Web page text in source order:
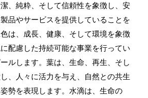
、純粋、そして信頼性を象徴し、安
品やサービスを提供していることを
は、成長、健康、そして環境を象徴
配慮した持続可能な事業を行ってい
ルします。葉は、生命、再生、そし
、人々に活力を与え、自然との共生
勢を表現します。水滴は、生命の